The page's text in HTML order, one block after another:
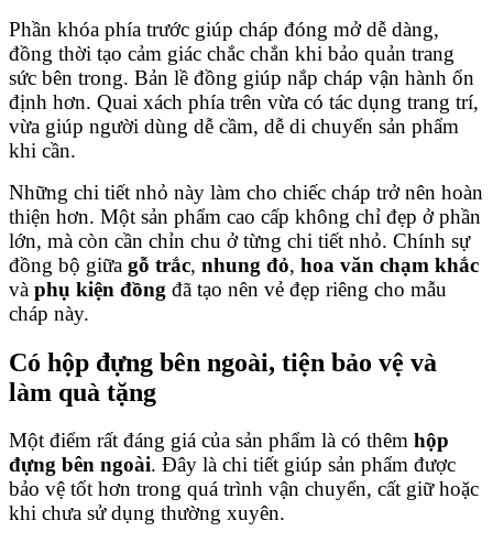
Phần khóa phía trước giúp cháp đóng mở dễ dàng,
đồng thời tạo cảm giác chắc chắn khi bảo quản trang
sức bên trong. Bản lề đồng giúp nắp cháp vận hành ổn
định hơn. Quai xách phía trên vừa có tác dụng trang trí,
vừa giúp người dùng dễ cầm, dễ di chuyển sản phẩm
khi cần.
Những chi tiết nhỏ này làm cho chiếc cháp trở nên hoàn
thiện hơn. Một sản phẩm cao cấp không chỉ đẹp ở phần
lớn, mà còn cần chỉn chu ở từng chi tiết nhỏ. Chính sự
đồng bộ giữa gỗ trắc, nhung đỏ, hoa văn chạm khắc
và phụ kiện đồng đã tạo nên vẻ đẹp riêng cho mẫu
cháp này.
Có hộp đựng bên ngoài, tiện bảo vệ và
làm quà tặng
Một điểm rất đáng giá của sản phẩm là có thêm hộp
đựng bên ngoài. Đây là chi tiết giúp sản phẩm được
bảo vệ tốt hơn trong quá trình vận chuyển, cất giữ hoặc
khi chưa sử dụng thường xuyên.